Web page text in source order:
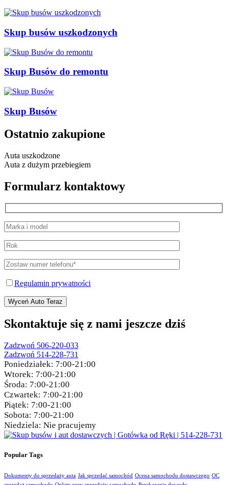
Skup busów uszkodzonych
Skup Busów do remontu
Skup Busów
Ostatnio zakupione
Auta uszkodzone
Auta z dużym przebiegiem
Formularz kontaktowy
Regulamin prywatności
Wyceń Auto Teraz
Skontaktuje się z nami jeszcze dziś
Zadzwoń 506-220-033
Zadzwoń 514-228-731
Poniedziałek: 7:00-21:00
Wtorek: 7:00-21:00
Środa: 7:00-21:00
Czwartek: 7:00-21:00
Piątek: 7:00-21:00
Sobota: 7:00-21:00
Niedziela: Nie pracujemy
Popular Tags
Dokumenty do sprzedaży auta Jak sprzedać samochód Ocena samochodu dostawczego OC